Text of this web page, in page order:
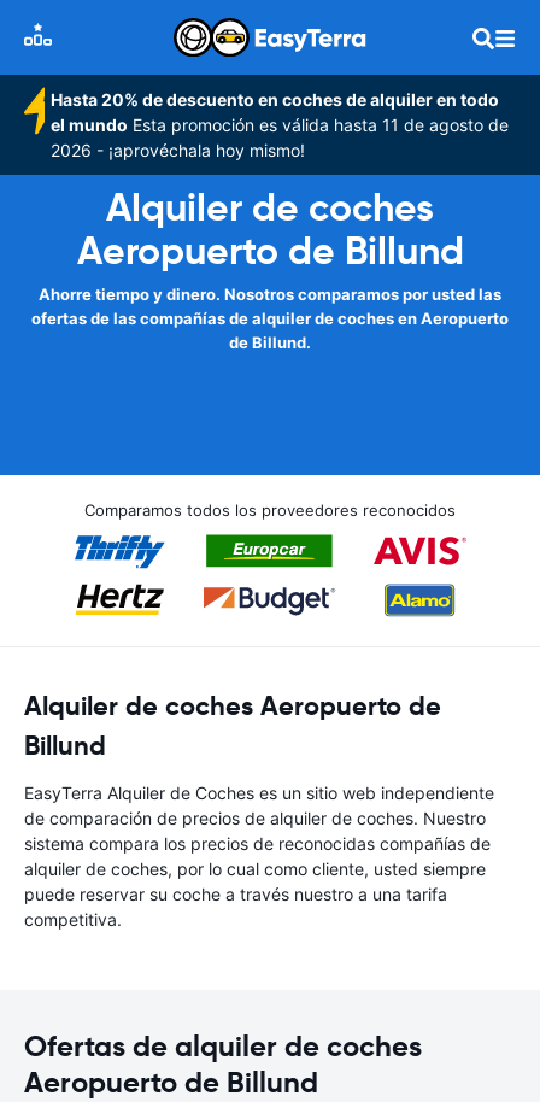
Hasta 20% de descuento en coches de alquiler en todo
el mundo Esta promoción es válida hasta 11 de agosto de
2026 - ¡aprovéchala hoy mismo!
Alquiler de coches
Aeropuerto de Billund
Ahorre tiempo y dinero. Nosotros comparamos por usted las
ofertas de las compañías de alquiler de coches en Aeropuerto
de Billund.
Comparamos todos los proveedores reconocidos
Alquiler de coches Aeropuerto de
Billund
EasyTerra Alquiler de Coches es un sitio web independiente
de comparación de precios de alquiler de coches. Nuestro
sistema compara los precios de reconocidas compañías de
alquiler de coches, por lo cual como cliente, usted siempre
puede reservar su coche a través nuestro a una tarifa
competitiva.
Ofertas de alquiler de coches
Aeropuerto de Billund